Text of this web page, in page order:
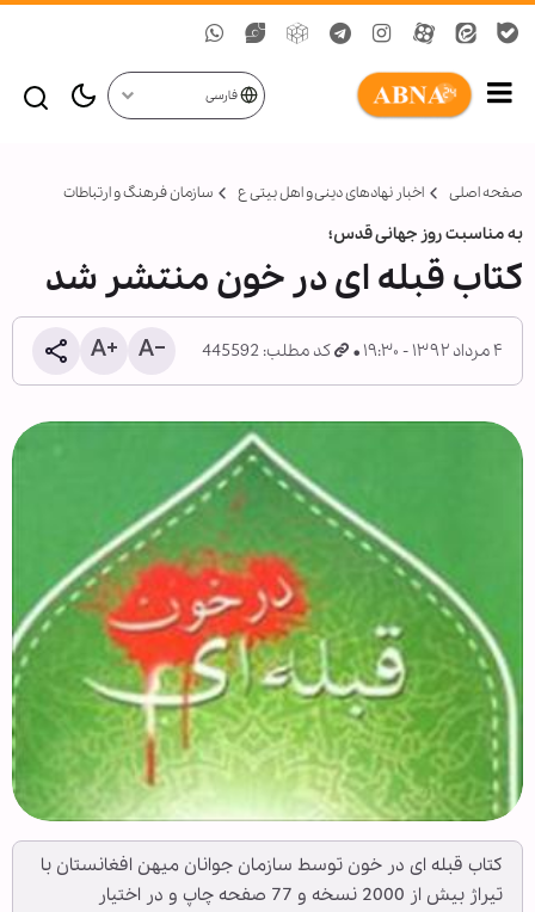
فارسی
صفحه اصلی اخبار نهادهای دینی و اهل بیتی ع سازمان فرهنگ و ارتباطات
به مناسبت روز جهانی قدس؛
کتاب قبله ای در خون منتشر شد
۴ مرداد ۱۳۹۲ - ۱۹:۳۰ کد مطلب: 445592
کتاب قبله ای در خون توسط سازمان جوانان میهن افغانستان با
تیراژ بیش از 2000 نسخه و 77 صفحه چاپ و در اختیار